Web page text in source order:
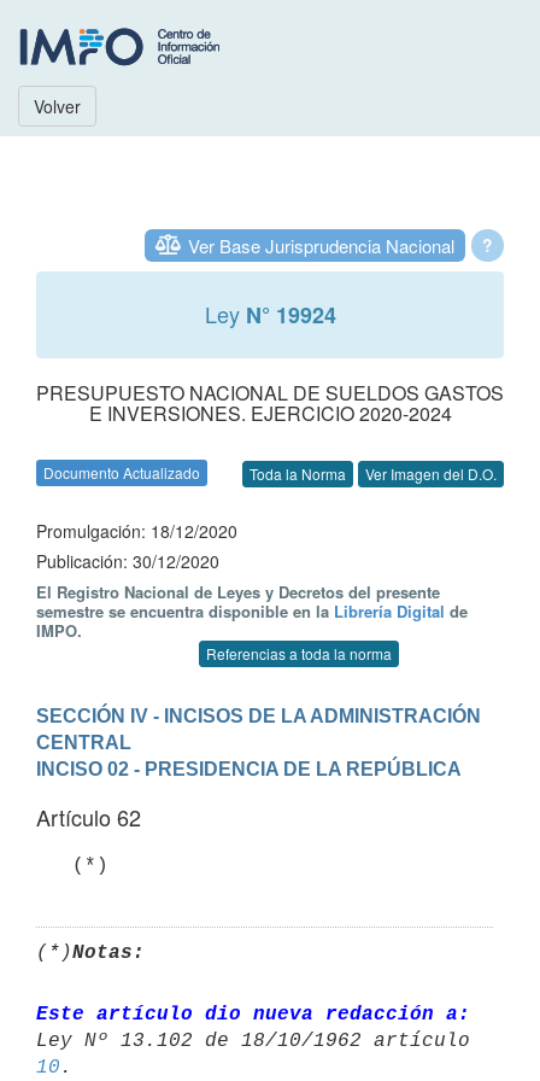
Volver
?
Ver Base Jurisprudencia Nacional
Ley N° 19924
PRESUPUESTO NACIONAL DE SUELDOS GASTOS
E INVERSIONES. EJERCICIO 2020-2024
Documento Actualizado Toda la Norma Ver Imagen del D.O.
Promulgación: 18/12/2020
Publicación: 30/12/2020
El Registro Nacional de Leyes y Decretos del presente
semestre se encuentra disponible en la Librería Digital de
IMPO.
Referencias a toda la norma
SECCIÓN IV - INCISOS DE LA ADMINISTRACIÓN
CENTRAL
INCISO 02 - PRESIDENCIA DE LA REPÚBLICA
Artículo 62
(*)Notas:
Este artículo dio nueva redacción a:
10